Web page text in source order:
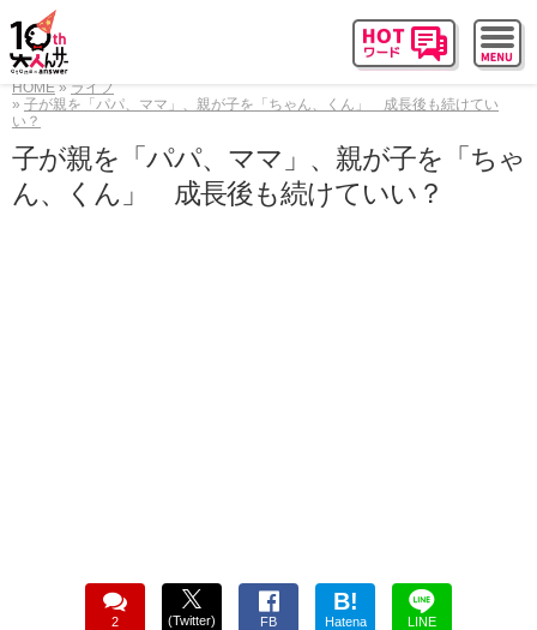
HOME
ライフ
子が親を「パパ、ママ」、親が子を「ちゃん、くん」 成長後も続けてい
い？
子が親を「パパ、ママ」、親が子を「ちゃ
ん、くん」 成長後も続けていい？
2 (Twitter) FB
B!
Hatena LINE